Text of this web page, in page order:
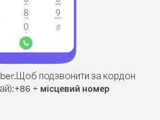
Щоб подзвонити за кордон
+86 + місцевий номер